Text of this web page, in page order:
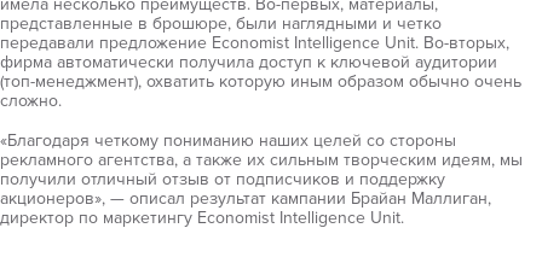
имела несколько преимуществ. Во-первых, материалы,
представленные в брошюре, были наглядными и четко
передавали предложение Economist Intelligence Unit. Во-вторых,
фирма автоматически получила доступ к ключевой аудитории
(топ-менеджмент), охватить которую иным образом обычно очень
сложно.
«Благодаря четкому пониманию наших целей со стороны
рекламного агентства, а также их сильным творческим идеям, мы
получили отличный отзыв от подписчиков и поддержку
акционеров», — описал результат кампании Брайан Маллиган,
директор по маркетингу Economist Intelligence Unit.